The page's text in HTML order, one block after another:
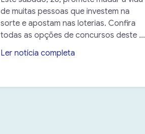
de muitas pessoas que investem na
sorte e apostam nas loterias. Confira
todas as opções de concursos deste ...
Ler notícia completa